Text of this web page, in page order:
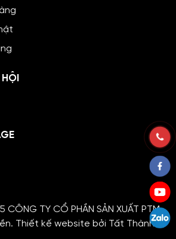
TY CỔ PHẦN SẢN XUẤT PTM.
Thiết kế website bởi Tất Thành